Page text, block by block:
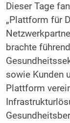
Dieser Tage
„Plattform für
brachte
sowie Kunden
Plattform